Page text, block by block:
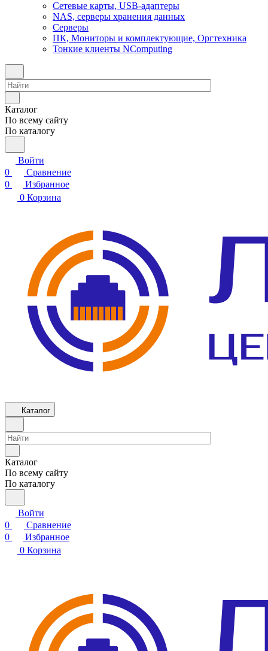
Сетевые карты, USB-адаптеры
NAS, серверы хранения данных
Серверы
ПК, Мониторы и комплектующие, Оргтехника
Тонкие клиенты NComputing
Каталог
По всему сайту
По каталогу
Войти
0
Сравнение
0
Избранное
0 Корзина
Каталог
Каталог
По всему сайту
По каталогу
Войти
0
Сравнение
0
Избранное
0 Корзина